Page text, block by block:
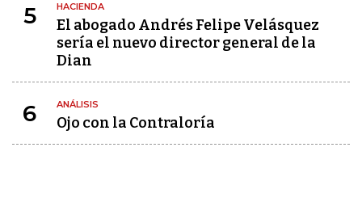
5 HACIENDA
El abogado Andrés Felipe Velásquez
sería el nuevo director general de la
Dian
6 ANÁLISIS
Ojo con la Contraloría